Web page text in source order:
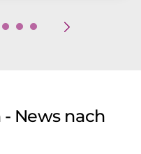
News nach